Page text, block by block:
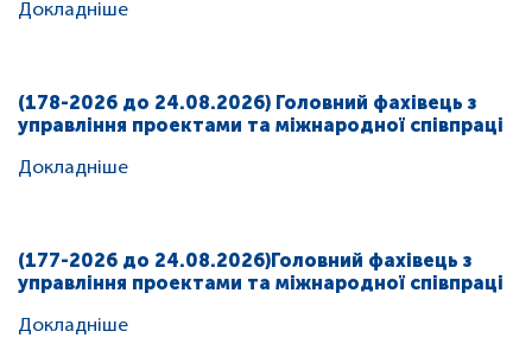
Докладніше
(178-2026 до 24.08.2026) Головний фахівець з
управління проектами та міжнародної співпраці
Докладніше
(177-2026 до 24.08.2026)Головний фахівець з
управління проектами та міжнародної співпраці
Докладніше